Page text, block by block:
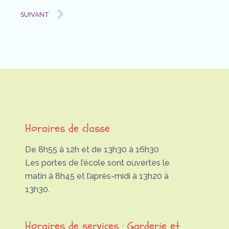
SUIVANT
Horaires de classe
De 8h55 à 12h et de 13h30 à 16h30
Les portes de l’école sont ouvertes le
matin à 8h45 et l’après-midi à 13h20 à
13h30.